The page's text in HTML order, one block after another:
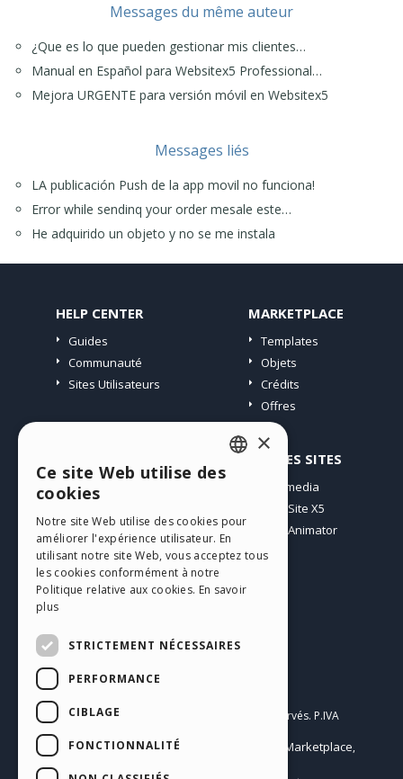
Messages du même auteur
¿Que es lo que pueden gestionar mis clientes…
Manual en Español para Websitex5 Professional…
Mejora URGENTE para versión móvil en Websitex5
Messages liés
LA publicación Push de la app movil no funciona!
Error while sendinq your order mesale este…
He adquirido un objeto y no se me instala
HELP CENTER
Guides
Communauté
Sites Utilisateurs
MARKETPLACE
Templates
Objets
Crédits
Offres
Mes Messages
Télécharger
Espace Web
Mes Crédits
AUTRES SITES
Incomedia
WebSite X5
WebAnimator
Français
Copyright © 2026
Tous droits réservés. P.IVA
IT07514640015
Conditions d'utilisation WebSite X5:
Help Center / Marketplace,
ENGLISH
GERMAN
SPANISH
×
Ce site Web utilise des
cookies
Notre site Web utilise des cookies pour
améliorer l'expérience utilisateur. En
utilisant notre site Web, vous acceptez tous
les cookies conformément à notre
Politique relative aux cookies. En savoir
plus
STRICTEMENT NÉCESSAIRES
PERFORMANCE
CIBLAGE
FONCTIONNALITÉ